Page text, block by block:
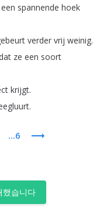
een spannende hoek
verder vrij weinig.
ze een soort
krijgt.
.
...6
했습니다